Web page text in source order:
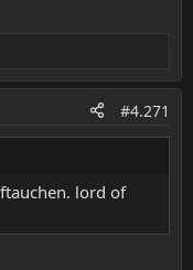
#4.271
lord of